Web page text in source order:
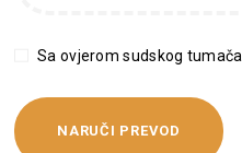
Sa ovjerom sudskog tumača.